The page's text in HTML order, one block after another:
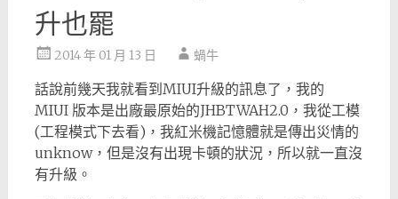
升也罷
2014 年 01 月 13 日 蝸牛
話說前幾天我就看到MIUI升級的訊息了，我的
MIUI 版本是出廠最原始的JHBTWAH2.0，我從工模
(工程模式下去看)，我紅米機記憶體就是傳出災情的
unknow，但是沒有出現卡頓的狀況，所以就一直沒
有升級。